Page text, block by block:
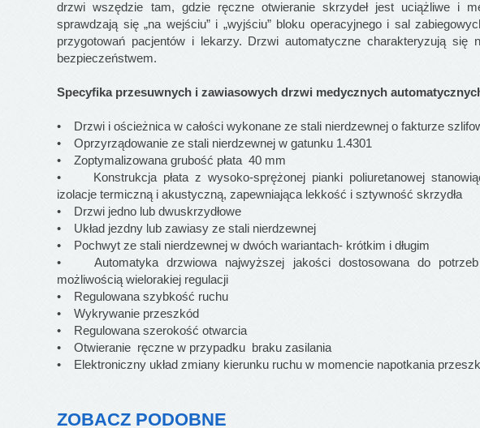
drzwi wszędzie tam, gdzie ręczne otwieranie skrzydeł jest uciążliwe i
sprawdzają się „na wejściu” i „wyjściu” bloku operacyjnego i sal
przygotowań pacjentów i lekarzy. Drzwi automatyczne charakteryzują się
bezpieczeństwem.
Specyfika przesuwnych i zawiasowych drzwi medycznych
• Drzwi i ościeżnica w całości wykonane ze stali nierdzewnej o fakturze
• Oprzyrządowanie ze stali nierdzewnej w gatunku 1.4301
• Zoptymalizowana grubość płata 40 mm
• Konstrukcja płata z wysoko-sprężonej pianki poliuretanowej
izolacje termiczną i akustyczną, zapewniająca lekkość i sztywność skrzydła
• Drzwi jedno lub dwuskrzydłowe
• Układ jezdny lub zawiasy ze stali nierdzewnej
• Pochwyt ze stali nierdzewnej w dwóch wariantach- krótkim i długim
• Automatyka drzwiowa najwyższej jakości dostosowana do
możliwością wielorakiej regulacji
• Regulowana szybkość ruchu
• Wykrywanie przeszkód
• Regulowana szerokość otwarcia
• Otwieranie ręczne w przypadku braku zasilania
• Elektroniczny układ zmiany kierunku ruchu w momencie napotkania
ZOBACZ PODOBNE